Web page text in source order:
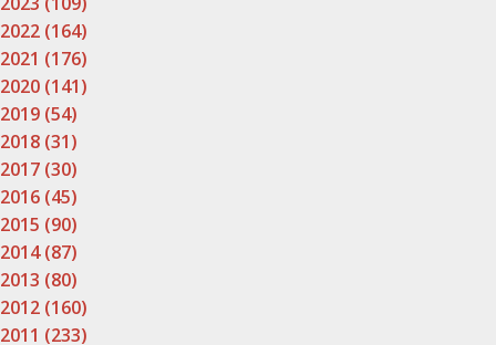
2022 (164)
2021 (176)
2020 (141)
2019 (54)
2018 (31)
2017 (30)
2016 (45)
2015 (90)
2014 (87)
2013 (80)
2012 (160)
2011 (233)